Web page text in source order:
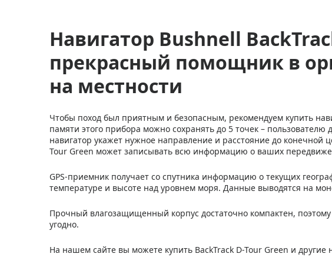
Навигатор Bushnell
прекрасный помощник в
на местности
Чтобы поход был приятным и безопасным, рекомендуем купить
памяти этого прибора можно сохранять до 5 точек –
навигатор укажет нужное направление и расстояние до конечной
Tour Green может записывать всю информацию о ваших
GPS-приемник получает со спутника информацию о текущих
температуре и высоте над уровнем моря. Данные выводятся на
Прочный влагозащищенный корпус достаточно компактен, поэтому
угодно.
На нашем сайте вы можете купить BackTrack D-Tour Green и другие